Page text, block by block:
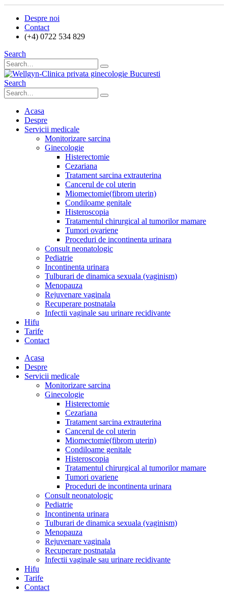
Despre noi
Contact
(+4) 0722 534 829
Search
Search
Acasa
Despre
Servicii medicale
Monitorizare sarcina
Ginecologie
Histerectomie
Cezariana
Tratament sarcina extrauterina
Cancerul de col uterin
Miomectomie(fibrom uterin)
Condiloame genitale
Histeroscopia
Tratamentul chirurgical al tumorilor mamare
Tumori ovariene
Proceduri de incontinenta urinara
Consult neonatologic
Pediatrie
Incontinenta urinara
Tulburari de dinamica sexuala (vaginism)
Menopauza
Rejuvenare vaginala
Recuperare postnatala
Infectii vaginale sau urinare recidivante
Hifu
Tarife
Contact
Acasa
Despre
Servicii medicale
Monitorizare sarcina
Ginecologie
Histerectomie
Cezariana
Tratament sarcina extrauterina
Cancerul de col uterin
Miomectomie(fibrom uterin)
Condiloame genitale
Histeroscopia
Tratamentul chirurgical al tumorilor mamare
Tumori ovariene
Proceduri de incontinenta urinara
Consult neonatologic
Pediatrie
Incontinenta urinara
Tulburari de dinamica sexuala (vaginism)
Menopauza
Rejuvenare vaginala
Recuperare postnatala
Infectii vaginale sau urinare recidivante
Hifu
Tarife
Contact